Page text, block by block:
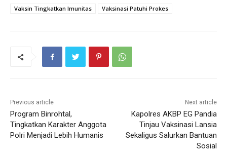
Vaksin Tingkatkan Imunitas
Vaksinasi Patuhi Prokes
Previous article
Program Binrohtal,
Tingkatkan Karakter Anggota
Polri Menjadi Lebih Humanis
Next article
Kapolres AKBP EG Pandia
Tinjau Vaksinasi Lansia
Sekaligus Salurkan Bantuan
Sosial